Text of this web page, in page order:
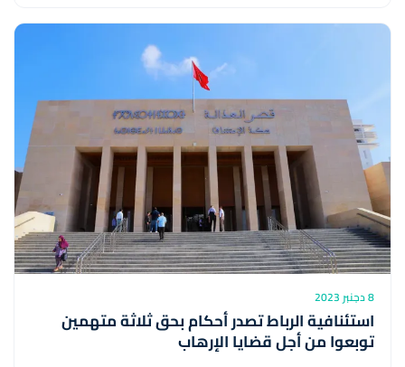
8 دجنبر 2023
استئنافية الرباط تصدر أحكام بحق ثلاثة متهمين
توبعوا من أجل قضايا الإرهاب